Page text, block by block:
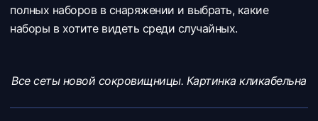
полных наборов в снаряжении и выбрать, какие
наборы в хотите видеть среди случайных.
Все сеты новой сокровищницы. Картинка кликабельна